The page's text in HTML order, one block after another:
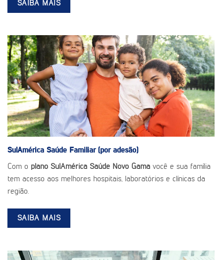
SAIBA MAIS
SulAmérica Saúde Familiar (por adesão)
Com o plano SulAmérica Saúde Novo Gama você e sua família
tem acesso aos melhores hospitais, laboratórios e clínicas da
região.
SAIBA MAIS